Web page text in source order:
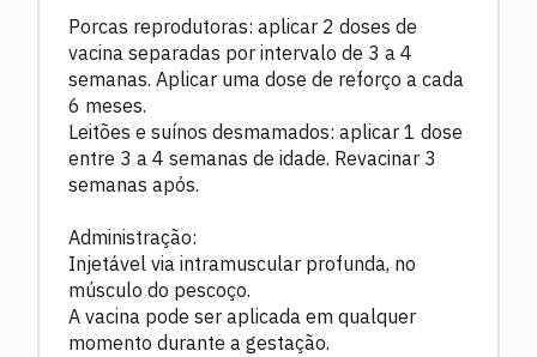
Porcas reprodutoras: aplicar 2 doses de
vacina separadas por intervalo de 3 a 4
semanas. Aplicar uma dose de reforço a cada
6 meses.
Leitões e suínos desmamados: aplicar 1 dose
entre 3 a 4 semanas de idade. Revacinar 3
semanas após.
Administração:
Injetável via intramuscular profunda, no
músculo do pescoço.
A vacina pode ser aplicada em qualquer
momento durante a gestação.